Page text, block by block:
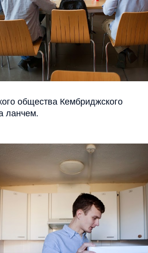
общества Кембриджского
ланчем.